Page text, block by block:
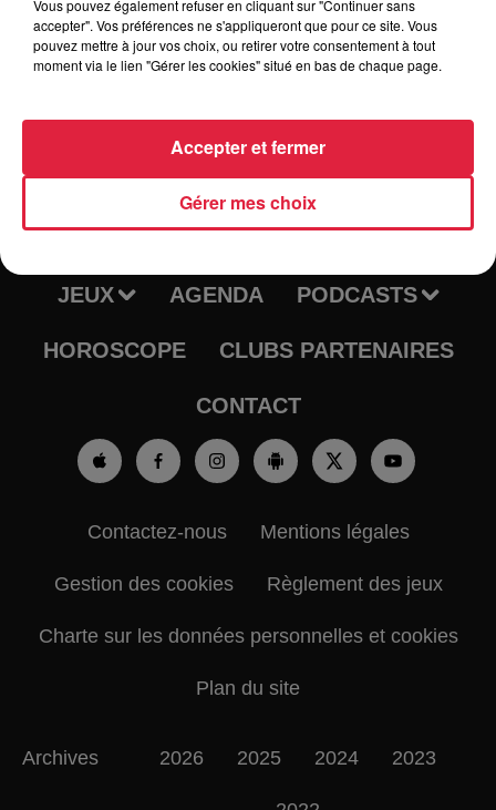
RADIO INFOS
JEUX AGENDA PODCASTS
HOROSCOPE CLUBS PARTENAIRES
CONTACT
Contactez-nous Mentions légales
Gestion des cookies Règlement des jeux
Charte sur les données personnelles et cookies
Plan du site
Archives 2026 2025 2024 2023
Vous pouvez également refuser en cliquant sur "Continuer sans
accepter". Vos préférences ne s'appliqueront que pour ce site. Vous
pouvez mettre à jour vos choix, ou retirer votre consentement à tout
moment via le lien "Gérer les cookies" situé en bas de chaque page.
Gérer mes choix
Accepter et fermer